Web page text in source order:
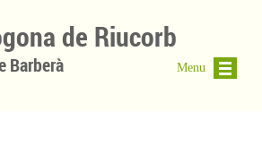
de Riucorb
Barberà Menu